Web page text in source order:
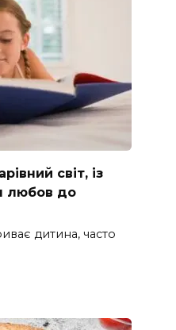
світ, із
любов до
дитина, часто